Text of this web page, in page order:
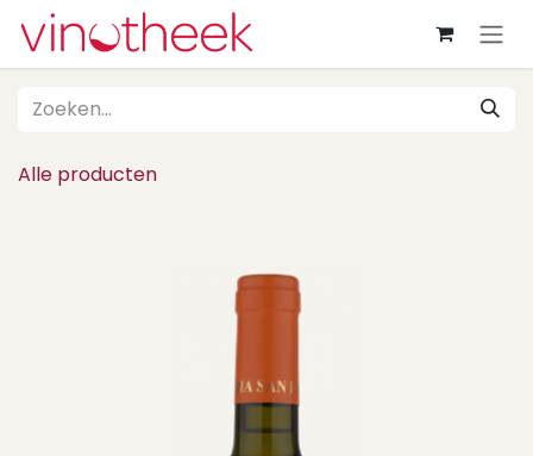
Overslaan naar inhoud
Alle producten